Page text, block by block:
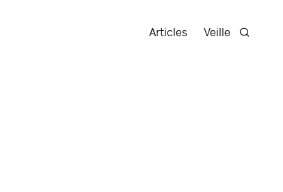
Articles Veille